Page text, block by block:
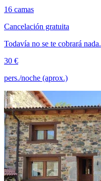
16 camas
Cancelación gratuita
Todavía no se te cobrará nada.
30 €
pers./noche (aprox.)